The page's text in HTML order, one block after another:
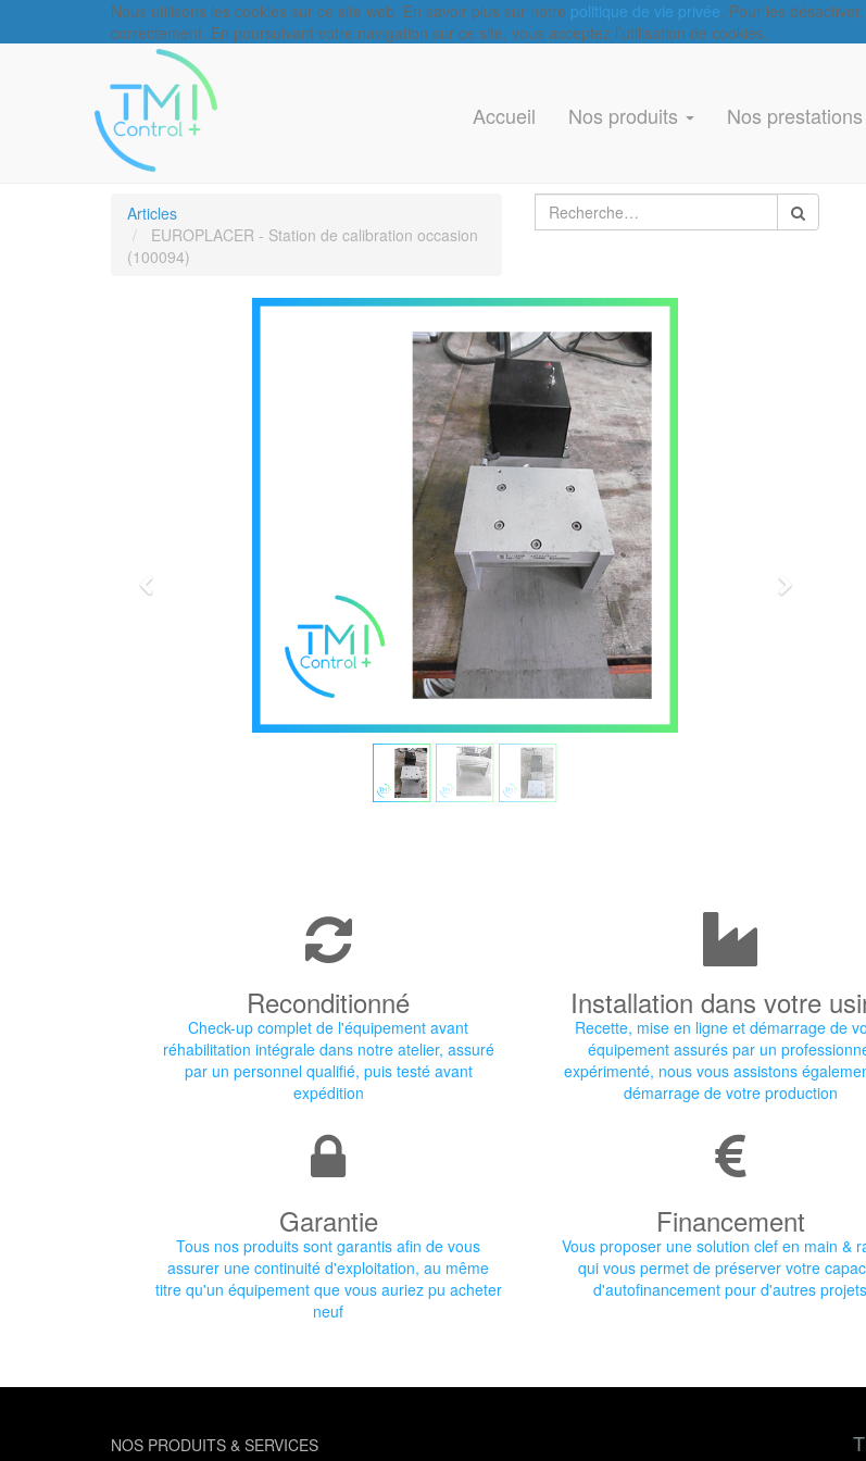
Nous utilisons les cookies sur ce site web. En savoir plus sur notre politique de vie privée. Pour les
correctement. En poursuivant votre navigation sur ce site, vous acceptez l’utilisation de cookies.
Accueil Nos produits Nos prestations
Articles
EUROPLACER - Station de calibration occasion
(100094)
Suivant
Reconditionné
Check-up complet de l'équipement avant
réhabilitation intégrale dans notre atelier, assuré
par un personnel qualifié, puis testé avant
expédition
Installation dans votre
Recette, mise en ligne et démarrage de
équipement assurés par un
expérimenté, nous vous assistons
démarrage de votre production
Garantie
Tous nos produits sont garantis afin de vous
assurer une continuité d'exploitation, au même
titre qu'un équipement que vous auriez pu acheter
neuf
Financement
Vous proposer une solution clef en main &
qui vous permet de préserver votre
d'autofinancement pour d'autres projets
NOS PRODUITS & SERVICES